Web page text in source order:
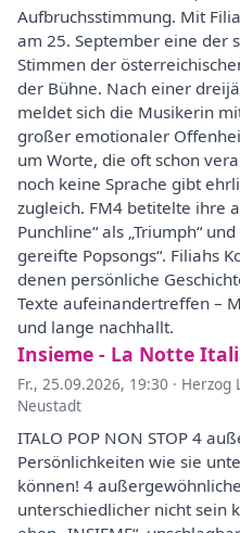
Aufbruchsstimmung. Mit
am 25. September eine der
Stimmen der
der Bühne. Nach einer
meldet sich die Musikerin
großer emotionaler
um Worte, die oft schon
noch keine Sprache gibt
zugleich. FM4 betitelte ihre
Punchline“ als „Triumph“
gereifte Popsongs“. Filiahs
denen persönliche
Texte aufeinandertreffen –
und lange nachhallt.
Insieme - La Notte
Fr., 25.09.2026, 19:30 · Herzog
Neustadt
ITALO POP NON STOP 4
Persönlichkeiten wie sie
können! 4
unterschiedlicher nicht sein